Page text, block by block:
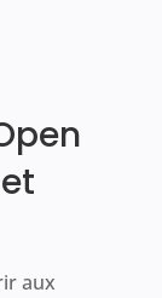
aux